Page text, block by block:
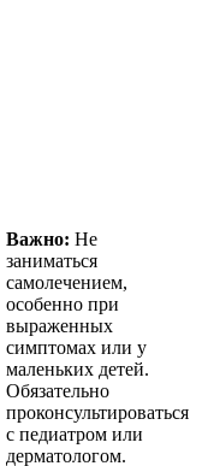
Важно: Не
заниматься
самолечением,
особенно при
выраженных
симптомах или у
маленьких детей.
Обязательно
проконсультироваться
с педиатром или
дерматологом.